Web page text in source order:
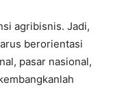
agribisnis. Jadi,
berorientasi
pasar nasional,